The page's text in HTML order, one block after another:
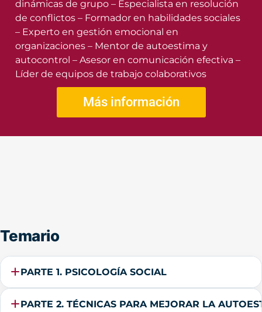
dinámicas de grupo – Especialista en resolución
de conflictos – Formador en habilidades sociales
– Experto en gestión emocional en
organizaciones – Mentor de autoestima y
autocontrol – Asesor en comunicación efectiva –
Líder de equipos de trabajo colaborativos
Más información
Temario
PARTE 1. PSICOLOGÍA SOCIAL
PARTE 2. TÉCNICAS PARA MEJORAR LA